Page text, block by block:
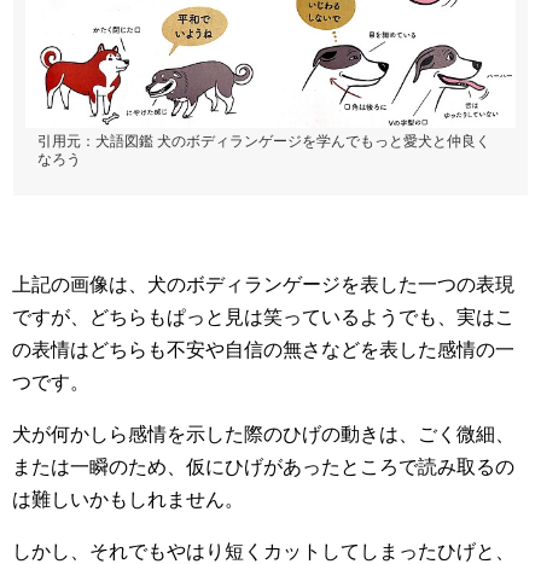
引用元：犬語図鑑 犬のボディランゲージを学んでもっと愛犬と仲良く
なろう
上記の画像は、犬のボディランゲージを表した一つの表現
ですが、どちらもぱっと見は笑っているようでも、実はこ
の表情はどちらも不安や自信の無さなどを表した感情の一
つです。
犬が何かしら感情を示した際のひげの動きは、ごく微細、
または一瞬のため、仮にひげがあったところで読み取るの
は難しいかもしれません。
しかし、それでもやはり短くカットしてしまったひげと、